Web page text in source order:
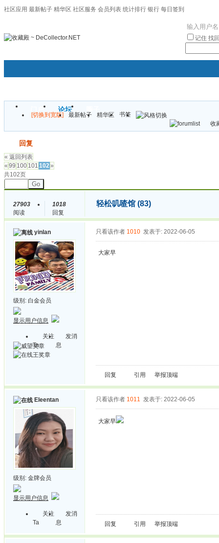
社区应用 最新帖子 精华区 社区服务 会员列表 统计排行 银行 每日签到
记住 找
门户 论坛
[切换到宽版] 最新帖子 精华区
书签
收
回复
« 返回列表
« 99 100 101 102»
共102页
Go
27903
阅读
1018
回复
轻松叽喳馆 (83)
yinlan
级别: 白金会员
显示用户信息
关注
Ta
发消
息
只看该作者 1010 发表于: 2022-06-05
大家早
回复 引用 举报顶端
Eleentan
级别: 金牌会员
显示用户信息
关注
Ta
发消
息
只看该作者 1011 发表于: 2022-06-05
大家早
回复 引用 举报顶端